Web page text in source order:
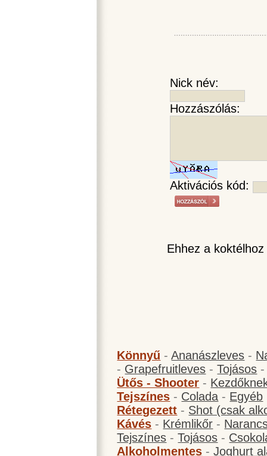
Nick név:
Hozzászólás:
Aktivációs kód:
Ehhez a
Könnyű -Ananászleves -
- Grapefruitleves -Tojásos
Ütős - Shooter -
Tejszínes - Colada - Egyéb
Rétegezett - Shot (csak
Kávés - Krémlikőr -
Tejszínes -Tojásos -
Alkoholmentes -Joghurt